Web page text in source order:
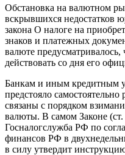
Обстановка на валютном
вскрывшихся недостатков
закона О налоге на
знаков и платежных
валюте предусматривалось,
действовать со дня его
Банкам и иным кредитным
предстояло
связаны с порядком
валюты. В самом Законе (ст.
Госналогслужба РФ по
финансов РФ в
в силу утвердит